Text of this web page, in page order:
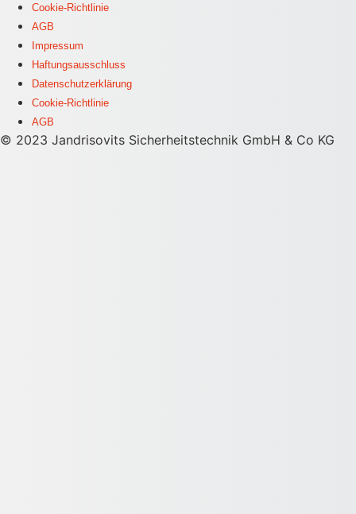
Cookie-Richtlinie
AGB
Impressum
Haftungsausschluss
Datenschutzerklärung
Cookie-Richtlinie
AGB
© 2023 Jandrisovits Sicherheitstechnik GmbH & Co KG